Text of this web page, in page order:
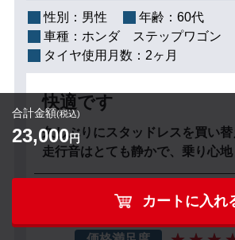
合計金額(税込)
23,000円
カートに入れ
性別： 男性 年齢： 60代
車種： ホンダ ステップワゴン
タイヤ使用月数： 2ヶ月
快適です
久しぶりにスタッドレスを買い替
走行音はとても静かで、乗り心地
総合評価